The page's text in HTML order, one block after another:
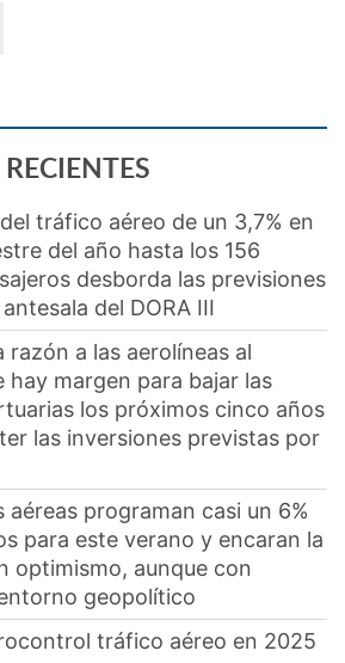
tráfico aéreo de un 3,7% en
del año hasta los 156
desborda las previsiones
del DORA III
razón a las aerolíneas al
hay margen para bajar las
los próximos cinco años
las inversiones previstas por
aéreas programan casi un 6%
para este verano y encaran la
optimismo, aunque con
geopolítico
tráfico aéreo en 2025